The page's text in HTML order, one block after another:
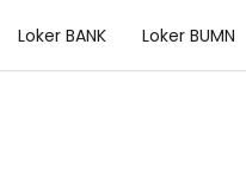
Loker BANK Loker BUMN